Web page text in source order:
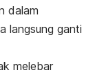
dalam
langsung ganti
melebar